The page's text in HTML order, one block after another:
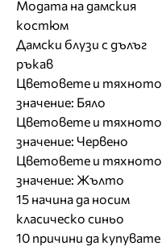
Модата на дамския
костюм
Дамски блузи с дълъг
ръкав
Цветовете и тяхното
значение: Бяло
Цветовете и тяхното
значение: Червено
Цветовете и тяхното
значение: Жълто
15 начина да носим
класическо синьо
10 причини да купувате